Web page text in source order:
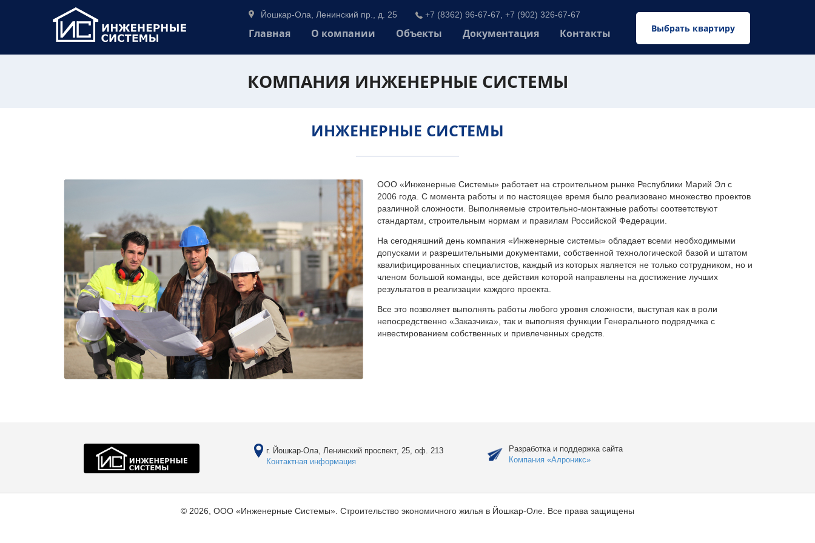
Выбрать квартиру
Йошкар-Ола, Ленинский пр., д. 25 +7 (8362) 96-67-67, +7 (902) 326-67-67
Главная О компании Объекты Документация Контакты
КОМПАНИЯ ИНЖЕНЕРНЫЕ СИСТЕМЫ
ИНЖЕНЕРНЫЕ СИСТЕМЫ
ООО «Инженерные Системы» работает на строительном рынке Республики Марий Эл с
2006 года. С момента работы и по настоящее время было реализовано множество проектов
различной сложности. Выполняемые строительно-монтажные работы соответствуют
стандартам, строительным нормам и правилам Российской Федерации.
На сегодняшний день компания «Инженерные системы» обладает всеми необходимыми
допусками и разрешительными документами, собственной технологической базой и штатом
квалифицированных специалистов, каждый из которых является не только сотрудником, но и
членом большой команды, все действия которой направлены на достижение лучших
результатов в реализации каждого проекта.
Все это позволяет выполнять работы любого уровня сложности, выступая как в роли
непосредственно «Заказчика», так и выполняя функции Генерального подрядчика с
инвестированием собственных и привлеченных средств.
г. Йошкар-Ола, Ленинский проспект, 25, оф. 213
Контактная информация
Разработка и поддержка сайта
Компания «Алроникс»
© 2026, ООО «Инженерные Системы». Строительство экономичного жилья в Йошкар-Оле. Все права защищены